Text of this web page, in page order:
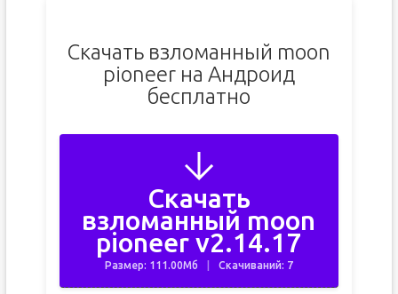
Скачать взломанный moon
pioneer на Андроид
бесплатно
Скачать
взломанный moon
pioneer v2.14.17
Размер: 111.00Мб Скачиваний: 7